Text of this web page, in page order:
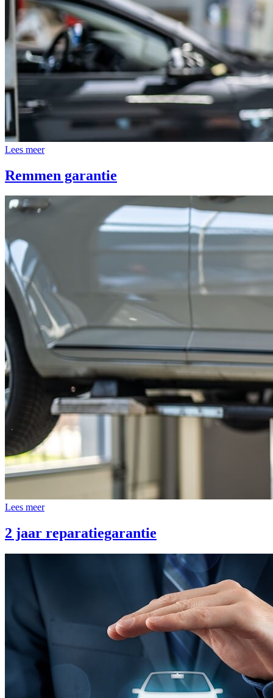
Lees meer
Remmen garantie
Lees meer
2 jaar reparatiegarantie